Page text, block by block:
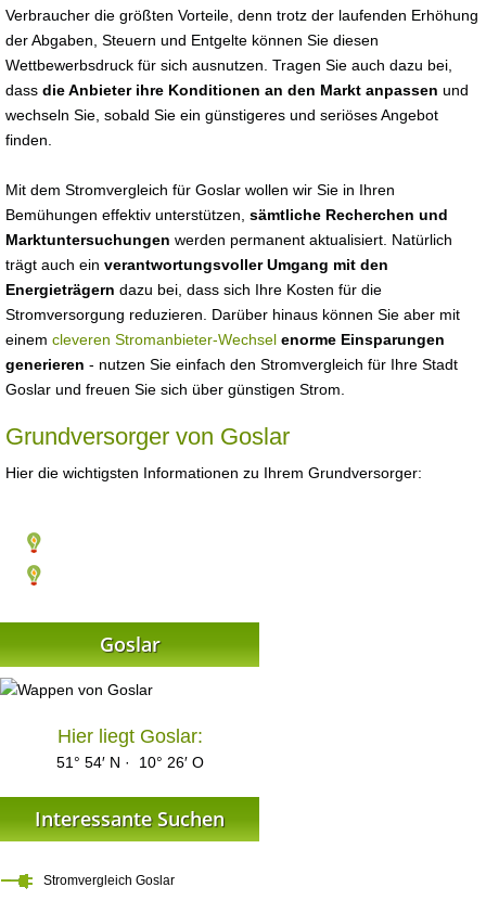
Verbraucher die größten Vorteile, denn trotz der laufenden Erhöhung
der Abgaben, Steuern und Entgelte können Sie diesen
Wettbewerbsdruck für sich ausnutzen. Tragen Sie auch dazu bei,
dass die Anbieter ihre Konditionen an den Markt anpassen und
wechseln Sie, sobald Sie ein günstigeres und seriöses Angebot
finden.
Mit dem Stromvergleich für Goslar wollen wir Sie in Ihren
Bemühungen effektiv unterstützen, sämtliche Recherchen und
Marktuntersuchungen werden permanent aktualisiert. Natürlich
trägt auch ein verantwortungsvoller Umgang mit den
Energieträgern dazu bei, dass sich Ihre Kosten für die
Stromversorgung reduzieren. Darüber hinaus können Sie aber mit
einem cleveren Stromanbieter-Wechsel enorme Einsparungen
generieren - nutzen Sie einfach den Stromvergleich für Ihre Stadt
Goslar und freuen Sie sich über günstigen Strom.
Grundversorger von Goslar
Hier die wichtigsten Informationen zu Ihrem Grundversorger:
Goslar
Hier liegt Goslar:
51° 54′ N · 10° 26′ O
Interessante Suchen
Stromvergleich Goslar